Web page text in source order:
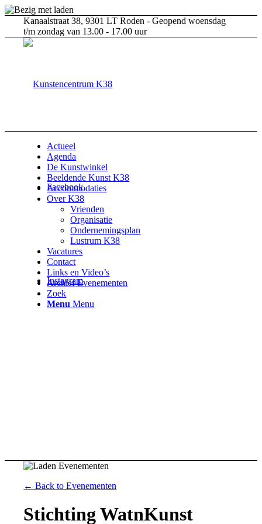
Kanaalstraat 38, 9301 LT Roden - Geopend woensdag
t/m zondag van 13.00 - 17.00 uur
Facebook
Instagram
Actueel
Agenda
De Kunstwinkel
Beeldende Kunst K38
Accommodaties
Over K38
Vrienden
Organisatie
Ondernemingsplan
Lustrum K38
Vacatures
Contact
Links en Video’s
Archief Evenementen
Zoek
Menu Menu
← Back to Evenementen
Stichting WatnKunst